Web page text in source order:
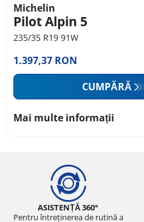
Michelin
Pilot Alpin 5
235/35 R19 91W
1.397,37 RON
CUMPĂRĂ
Mai multe informații
ASISTENȚĂ 360°
Pentru întreținerea de rutină a